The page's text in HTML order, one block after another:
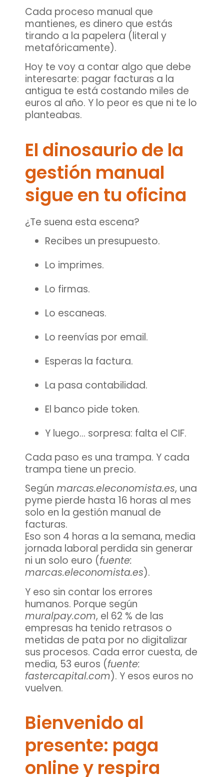
Cada proceso manual que
mantienes, es dinero que estás
tirando a la papelera (literal y
metafóricamente).
Hoy te voy a contar algo que debe
interesarte: pagar facturas a la
antigua te está costando miles de
euros al año. Y lo peor es que ni te lo
planteabas.
El dinosaurio de la
gestión manual
sigue en tu oficina
¿Te suena esta escena?
Recibes un presupuesto.
Lo imprimes.
Lo firmas.
Lo escaneas.
Lo reenvías por email.
Esperas la factura.
La pasa contabilidad.
El banco pide token.
Y luego… sorpresa: falta el CIF.
Cada paso es una trampa. Y cada
trampa tiene un precio.
Según marcas.eleconomista.es, una
pyme pierde hasta 16 horas al mes
solo en la gestión manual de
facturas.
Eso son 4 horas a la semana, media
jornada laboral perdida sin generar
ni un solo euro (fuente:
marcas.eleconomista.es).
Y eso sin contar los errores
humanos. Porque según
muralpay.com, el 62 % de las
empresas ha tenido retrasos o
metidas de pata por no digitalizar
sus procesos. Cada error cuesta, de
media, 53 euros (fuente:
fastercapital.com). Y esos euros no
vuelven.
Bienvenido al
presente: paga
online y respira